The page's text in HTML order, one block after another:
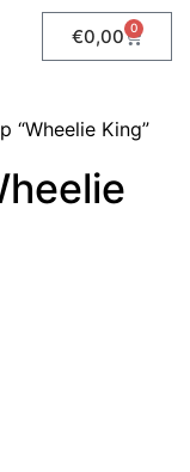
€0,00 0
“Wheelie King”